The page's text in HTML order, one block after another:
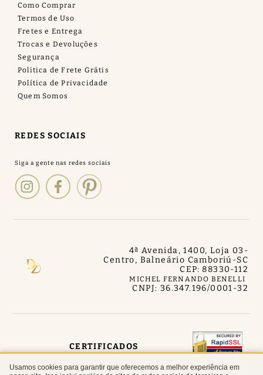
Como Comprar
Termos de Uso
Fretes e Entrega
Trocas e Devoluções
Segurança
Politica de Frete Grátis
Política de Privacidade
Quem Somos
REDES SOCIAIS
MICHEL FERNANDO BENELLI
4ª Avenida, 1400, Loja 03 -
Centro, Balneário Camboriú-SC
CEP: 88330-112
CNPJ: 36.347.196/0001-32
CERTIFICADOS
Usamos cookies para garantir que oferecemos a melhor experiência em